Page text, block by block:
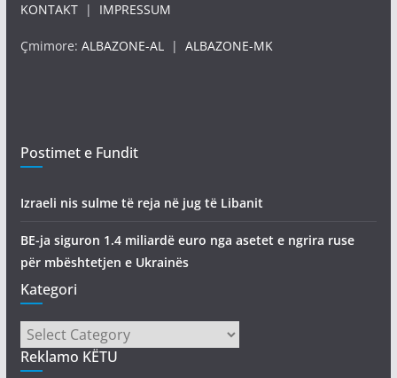
KONTAKT| IMPRESSUM
Çmimore: ALBAZONE-AL| ALBAZONE-MK
Postimet e Fundit
Izraeli nis sulme të reja në jug të Libanit
BE-ja siguron 1.4 miliardë euro nga asetet e ngrira ruse
për mbështetjen e Ukrainës
Kategori
Kategori
Reklamo KËTU